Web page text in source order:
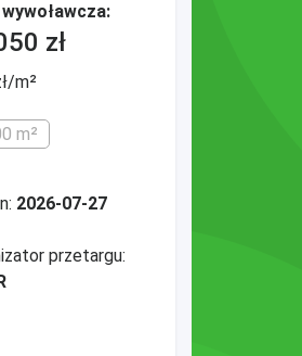
zł
m²
m²
2026-07-27
przetargu: